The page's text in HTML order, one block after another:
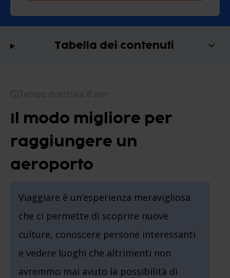
Tempo di lettura: 8 min
Il modo migliore per
raggiungere un
aeroporto
Viaggiare è un’esperienza meravigliosa
che ci permette di scoprire nuove
culture, conoscere persone interessanti
e vedere luoghi che altrimenti non
avremmo mai avuto la possibilità di
Tabella dei contenuti